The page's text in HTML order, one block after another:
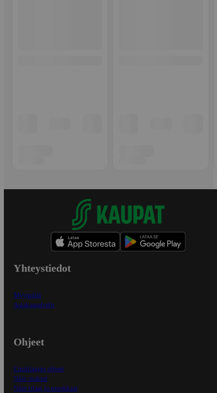
Yhteystiedot
Myymälät
Asiakaspalvelu
Ohjeet
Ensitilaajan ohjeet
Näin maksat
Näin tilaat ja muokkaat